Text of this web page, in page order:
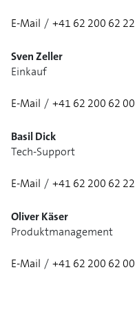
Oliver Käser
Produktmanagement
E-Mail / +41 62 200 62 00
E-Mail / +41 62 200 62 22
Sven Zeller
Einkauf
E-Mail / +41 62 200 62 00
Basil Dick
Tech-Support
E-Mail / +41 62 200 62 22